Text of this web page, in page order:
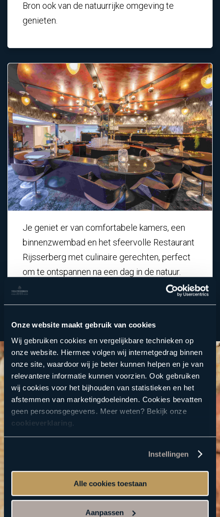
Onze website maakt gebruik van cookies
Wij gebruiken cookies en vergelijkbare technieken op
onze website. Hiermee volgen wij internetgedrag binnen
onze site, waardoor wij je beter kunnen helpen en je van
relevantere informatie kunnen voorzien. Ook gebruiken
wij cookies voor het bijhouden van statistieken en het
afstemmen van marketingdoeleinden. Cookies bevatten
geen persoonsgegevens. Meer weten? Bekijk onze
cookieverklaring.
Instellingen
Alle cookies toestaan
Aanpassen
Bron ook van de natuurrijke omgeving te
genieten.
Je geniet er van comfortabele kamers, een
binnenzwembad en het sfeervolle Restaurant
Rijsserberg met culinaire gerechten, perfect
om te ontspannen na een dag in de natuur.
Beleef de Veluwse Bron